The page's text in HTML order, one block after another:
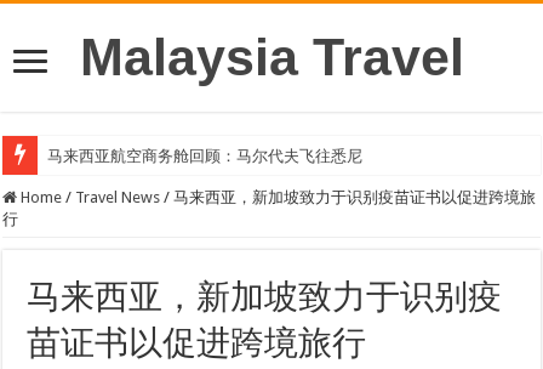
Malaysia Travel
马来西亚航空商务舱回顾：马尔代夫飞往悉尼
Home / Travel News / 马来西亚，新加坡致力于识别疫苗证书以促进跨境旅
行
马来西亚，新加坡致力于识别疫
苗证书以促进跨境旅行